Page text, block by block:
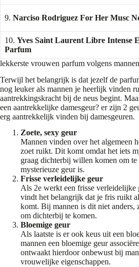
9. Narciso Rodriguez For Her Musc
10. Yves Saint Laurent Libre Intense
Parfum
lekkerste vrouwen parfum volgens mannen
Terwijl het belangrijk is dat jezelf de
nog leuker als mannen je heerlijk vinden
aantrekkingskracht bij de neus begint.
een aantrekkelijke damesgeur? er zijn 2
erg aantrekkelijk vinden bij damesgeuren.
Zoete, sexy geur
Mannen vinden over het algemeen
zoet ruikt. Dit komt omdat het iets
graag dichterbij willen komen om
mysterieuze geur is.
Frisse verleidelijke geur
Als 2e werkt een frisse verleidelijke
vindt het belangrijk dat je fris ruikt
komt. Bij mannen is dit niet anders,
om dichterbij te komen.
Bloemige geur
Als laatste is er ook keus uit een
mannen een bloemige geur
ontwaakt hierdoor onbewust bij
vrouwelijke eigenschappen.